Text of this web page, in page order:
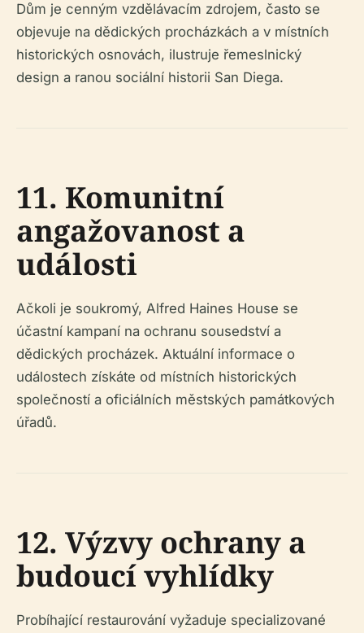
Dům je cenným vzdělávacím zdrojem, často se
objevuje na dědických procházkách a v místních
historických osnovách, ilustruje řemeslnický
design a ranou sociální historii San Diega.
11. Komunitní
angažovanost a
události
Ačkoli je soukromý, Alfred Haines House se
účastní kampaní na ochranu sousedství a
dědických procházek. Aktuální informace o
událostech získáte od místních historických
společností a oficiálních městských památkových
úřadů.
12. Výzvy ochrany a
budoucí vyhlídky
Probíhající restaurování vyžaduje specializované